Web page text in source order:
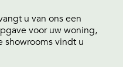
u van ons een
voor uw woning,
showrooms vindt u